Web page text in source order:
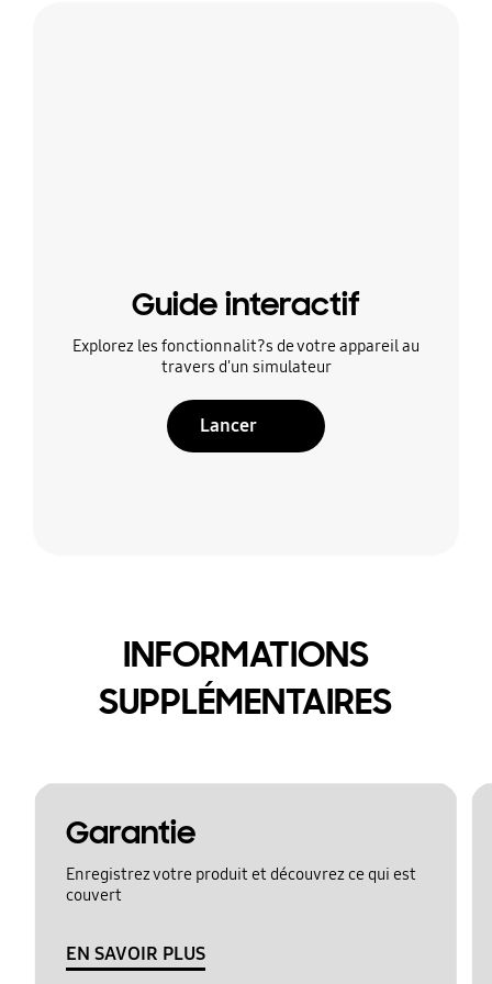
Guide interactif
Explorez les fonctionnalit?s de votre appareil au
travers d'un simulateur
Lancer
INFORMATIONS
SUPPLÉMENTAIRES
Garantie
Enregistrez votre produit et découvrez ce qui est
couvert
EN SAVOIR PLUS